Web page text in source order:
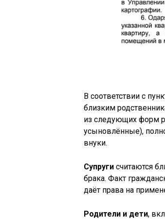
В соответствии с
близким
из следующих форм
усыновлённые),
внуки.
Супруги считаются
брака. Факт
даёт права на
Родители и дети,